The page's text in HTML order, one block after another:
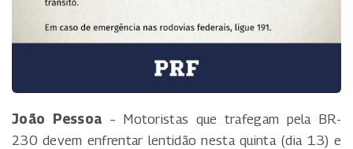
João Pessoa – Motoristas que trafegam pela BR-
230 devem enfrentar lentidão nesta quinta (dia 13) e